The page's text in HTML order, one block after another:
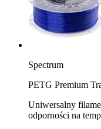
Spectrum
PETG Premium
Uniwersalny
odporności na